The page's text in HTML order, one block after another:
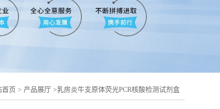
首页 > 产品展厅 >乳房炎牛支原体荧光PCR核酸检测试剂盒